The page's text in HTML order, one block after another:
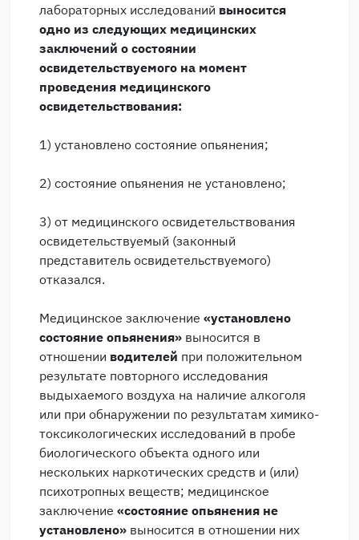
лабораторных исследований выносится
одно из следующих медицинских
заключений о состоянии
освидетельствуемого на момент
проведения медицинского
освидетельствования:
1) установлено состояние опьянения;
2) состояние опьянения не установлено;
3) от медицинского освидетельствования
освидетельствуемый (законный
представитель освидетельствуемого)
отказался.
Медицинское заключение «установлено
состояние опьянения» выносится в
отношении водителей при положительном
результате повторного исследования
выдыхаемого воздуха на наличие алкоголя
или при обнаружении по результатам химико-
токсикологических исследований в пробе
биологического объекта одного или
нескольких наркотических средств и (или)
психотропных веществ; медицинское
заключение «состояние опьянения не
установлено» выносится в отношении них